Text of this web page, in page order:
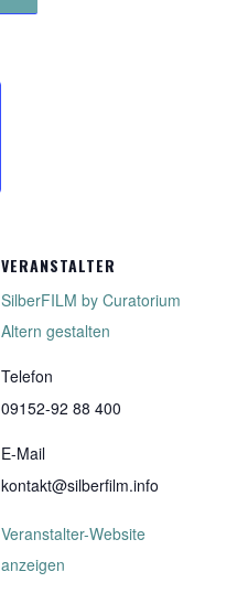
VERANSTALTER
SilberFILM by Curatorium
Altern gestalten
Telefon
09152-92 88 400
E-Mail
kontakt@silberfilm.info
Veranstalter-Website
anzeigen